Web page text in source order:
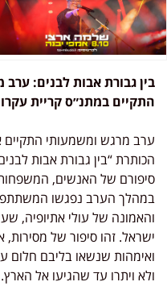
בין גבורת אבות לבנים: ערב
התקיים במתנ״ס קריית
ערב מרגש ומשמעותי התקיים
הכותרת “בין גבורת אבות
סיפורם של האנשים,
במהלך הערב נפגשו
והאמונה של עולי אתיופיה,
ישראל. זהו סיפור של
ואימהות שנשאו בליבם חלום
ולא ויתרו עד שהגיעו אל הארץ.